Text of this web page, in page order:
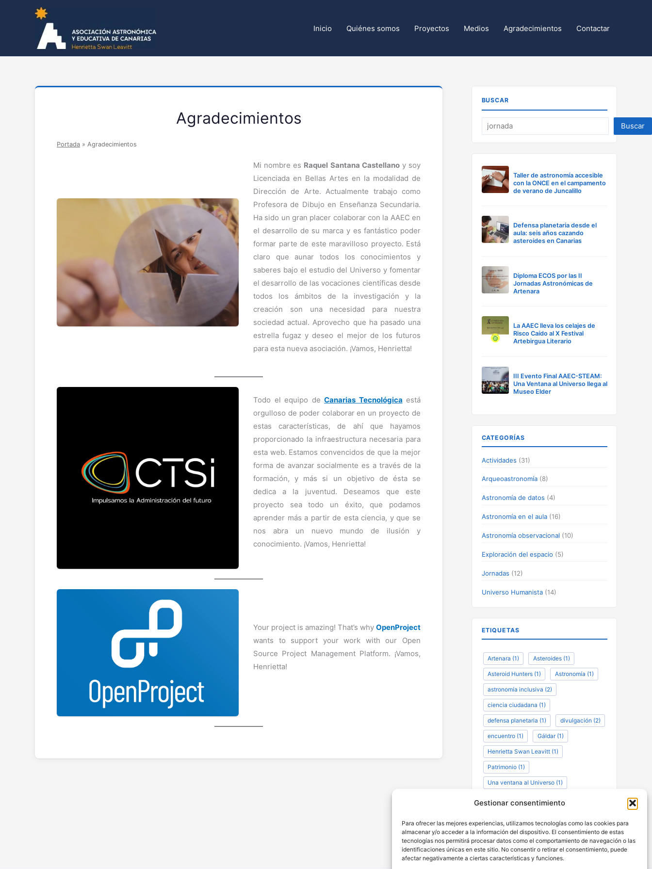
Gestionar consentimiento
Para ofrecer las mejores experiencias, utilizamos tecnologías como las cookies para
almacenar y/o acceder a la información del dispositivo. El consentimiento de estas
tecnologías nos permitirá procesar datos como el comportamiento de navegación o las
identificaciones únicas en este sitio. No consentir o retirar el consentimiento, puede
afectar negativamente a ciertas características y funciones.
Inicio Quiénes somos Proyectos Medios Agradecimientos Contactar
Agradecimientos
Portada » Agradecimientos
Mi nombre es Raquel Santana Castellanoy soy
Licenciada en Bellas Artes en la modalidad de
Dirección de Arte. Actualmente trabajo como
Profesora de Dibujo en Enseñanza Secundaria.
Ha sido un gran placer colaborar con la AAEC en
el desarrollo de su marca y es fantástico poder
formar parte de este maravilloso proyecto. Está
claro que aunar todos los conocimientos y
saberes bajo el estudio del Universo y fomentar
el desarrollo de las vocaciones científicas desde
todos los ámbitos de la investigación y la
creación son una necesidad para nuestra
sociedad actual. Aprovecho que ha pasado una
estrella fugaz y deseo el mejor de los futuros
para esta nueva asociación. ¡Vamos, Henrietta!
Todo el equipo de Canarias Tecnológica está
orgulloso de poder colaborar en un proyecto de
estas características, de ahí que hayamos
proporcionado la infraestructura necesaria para
esta web. Estamos convencidos de que la mejor
forma de avanzar socialmente es a través de la
formación, y más si un objetivo de ésta se
dedica a la juventud. Deseamos que este
proyecto sea todo un éxito, que podamos
aprender más a partir de esta ciencia, y que se
nos abra un nuevo mundo de ilusión y
conocimiento. ¡Vamos, Henrietta!
Your project is amazing! That’s why OpenProject
wants to support your work with our Open
Source Project Management Platform. ¡Vamos,
Henrietta!
BUSCAR
Buscar
Taller de astronomía accesible
con la ONCE en el campamento
de verano de Juncalillo
Defensa planetaria desde el
aula: seis años cazando
asteroides en Canarias
Diploma ECOS por las II
Jornadas Astronómicas de
Artenara
La AAEC lleva los celajes de
Risco Caído al X Festival
Artebirgua Literario
III Evento Final AAEC-STEAM:
Una Ventana al Universo llega al
Museo Elder
CATEGORÍAS
Actividades(31)
Arqueoastronomía(8)
Astronomía de datos(4)
Astronomía en el aula(16)
Astronomía observacional(10)
Exploración del espacio(5)
Jornadas(12)
Universo Humanista(14)
ETIQUETAS
Artenara (1) Asteroides(1)
Asteroid Hunters(1) Astronomía (1)
astronomía inclusiva (2)
ciencia ciudadana (1)
defensa planetaria (1) divulgación (2)
encuentro(1) Gáldar(1)
Henrietta Swan Leavitt(1)
Patrimonio(1)
Una ventana al Universo(1)
Facebook InstagramTwitter WhatsApp Correo electrónico